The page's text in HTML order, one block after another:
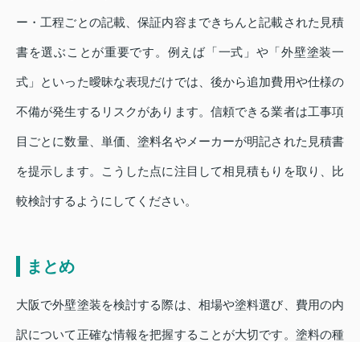
ー・工程ごとの記載、保証内容まできちんと記載された見積
書を選ぶことが重要です。例えば「一式」や「外壁塗装一
式」といった曖昧な表現だけでは、後から追加費用や仕様の
不備が発生するリスクがあります。信頼できる業者は工事項
目ごとに数量、単価、塗料名やメーカーが明記された見積書
を提示します。こうした点に注目して相見積もりを取り、比
較検討するようにしてください。
まとめ
大阪で外壁塗装を検討する際は、相場や塗料選び、費用の内
訳について正確な情報を把握することが大切です。塗料の種